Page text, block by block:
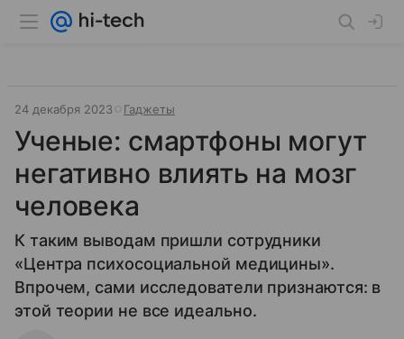
24 декабря 2023 Гаджеты
Ученые: смартфоны могут
негативно влиять на мозг
человека
К таким выводам пришли сотрудники
«Центра психосоциальной медицины».
Впрочем, сами исследователи признаются: в
этой теории не все идеально.